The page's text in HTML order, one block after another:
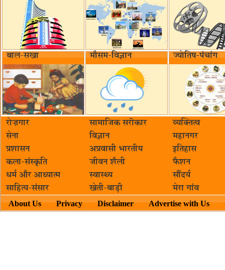
बाल-सखा मौसम-विज्ञान ज्योतिष-पंचांग
रोज़गार सामाजिक सरॊकार‌
व्यक्तित्व
सेना
विज्ञान
महानगर
प्रशासन
अप्रवासी भारतीय
इतिहास
कला-संस्कृति
जीवन शैली
फैशन
धर्म और आध्यात्म
स्वास्थ्य
सौंदर्य
साहित्य-संसार
खेती-बाड़ी मेरा गांव
About Us Privacy Disclaimer Advertise with Us